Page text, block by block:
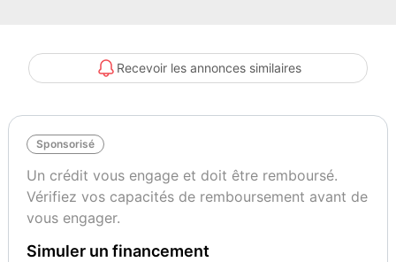
Barres de toit
ABS / EBD
ESP / ASR
Air bag et latéraux
Fixations ISOFIX
Anti démarrage électronique
Phares antibrouillard
Recevoir les annonces similaires
Sponsorisé
Un crédit vous engage et doit être remboursé.
Vérifiez vos capacités de remboursement avant de
vous engager.
Simuler un financement